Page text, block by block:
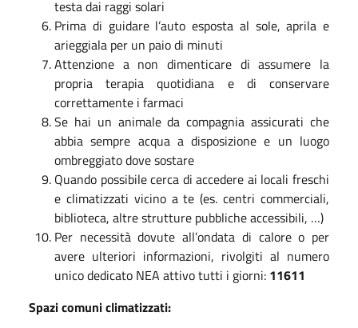
testa dai raggi solari
Prima di guidare l’auto esposta al sole, aprila e
arieggiala per un paio di minuti
Attenzione a non dimenticare di assumere la
propria terapia quotidiana e di conservare
correttamente i farmaci
Se hai un animale da compagnia assicurati che
abbia sempre acqua a disposizione e un luogo
ombreggiato dove sostare
Quando possibile cerca di accedere ai locali freschi
e climatizzati vicino a te (es. centri commerciali,
biblioteca, altre strutture pubbliche accessibili, …)
Per necessità dovute all’ondata di calore o per
avere ulteriori informazioni, rivolgiti al numero
unico dedicato NEA attivo tutti i giorni: 11611
Spazi comuni climatizzati: